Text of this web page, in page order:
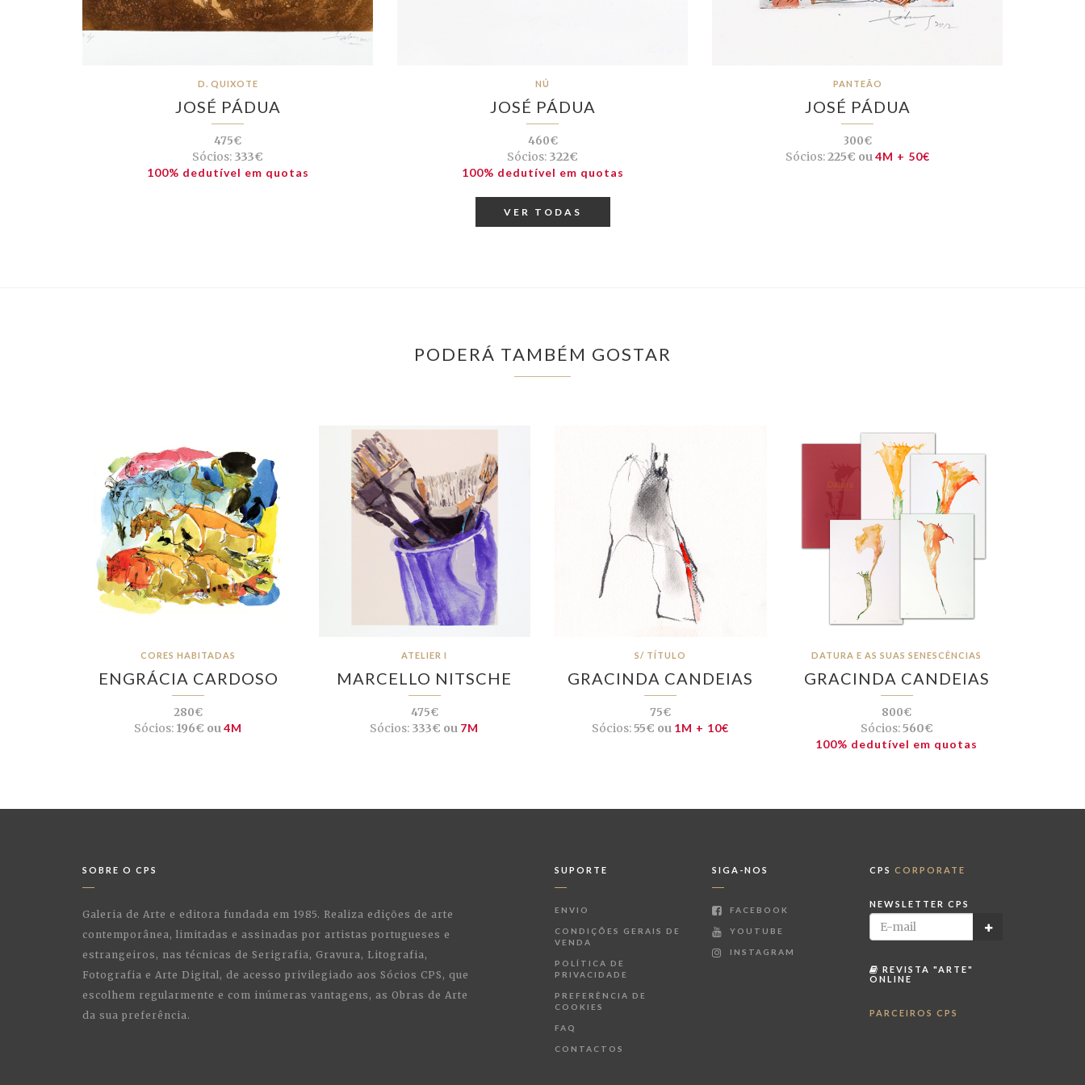
D. QUIXOTE
JOSÉ PÁDUA
475€
Sócios: 333€
100% dedutível em quotas
NÚ
JOSÉ PÁDUA
460€
Sócios: 322€
100% dedutível em quotas
PANTEÃO
JOSÉ PÁDUA
300€
Sócios:225€ ou 4M + 50€
VER TODAS
PODERÁ TAMBÉM GOSTAR
CORES HABITADAS
ENGRÁCIA CARDOSO
280€
Sócios: 196€ ou4M
ATELIER I
MARCELLO NITSCHE
475€
Sócios: 333€ ou 7M
S/ TÍTULO
GRACINDA CANDEIAS
75€
Sócios:55€ ou 1M + 10€
DATURA E AS SUAS SENESCÊNCIAS
GRACINDA CANDEIAS
800€
Sócios:560€
100% dedutível em quotas
SOBRE O CPS
Galeria de Arte e editora fundada em 1985. Realiza edições de arte
contemporânea, limitadas e assinadas por artistas portugueses e
estrangeiros, nas técnicas de Serigrafia, Gravura, Litografia,
Fotografia e Arte Digital, de acesso privilegiado aos Sócios CPS, que
escolhem regularmente e com inúmeras vantagens, as Obras de Arte
da sua preferência.
SUPORTE
ENVIO
CONDIÇÕES GERAIS DE
VENDA
POLÍTICA DE
PRIVACIDADE
PREFERÊNCIA DE
COOKIES
FAQ
CONTACTOS
SIGA-NOS
FACEBOOK
YOUTUBE
INSTAGRAM
CPS CORPORATE
NEWSLETTER CPS
REVISTA "ARTE"
ONLINE
PARCEIROS CPS